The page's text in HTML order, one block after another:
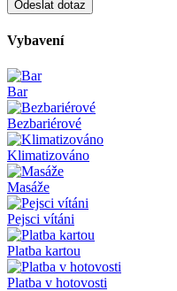
Vybavení
Bar
Bezbariérové
Klimatizováno
Masáže
Pejsci vítáni
Platba kartou
Platba v hotovosti